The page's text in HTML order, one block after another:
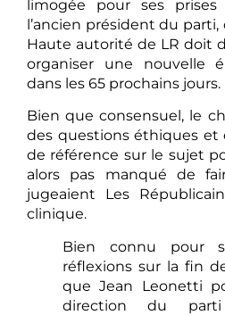
limogée pour ses
l’ancien président du parti,
Haute autorité de LR doit
organiser une nouvelle
dans les 65 prochains jours.
Bien que consensuel, le
des questions éthiques et
de référence sur le sujet
alors pas manqué de
jugeaient Les
clinique.
Bien connu pour
réflexions sur la fin
que Jean Leonetti
direction du